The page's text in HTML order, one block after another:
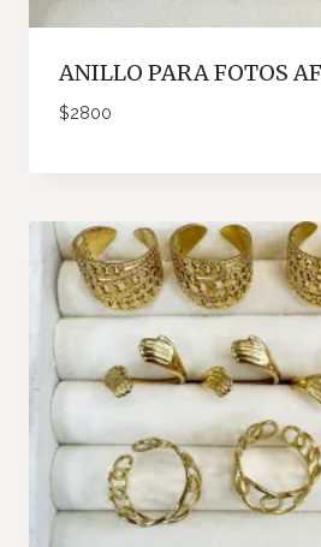
ANILLO PARA FOTOS
$2800